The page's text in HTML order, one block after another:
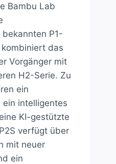
Bambu Lab
P1-
das
Vorgänger mit
H2-Serie. Zu
ein
intelligentes
KI-gestützte
verfügt über
mit neuer
ein